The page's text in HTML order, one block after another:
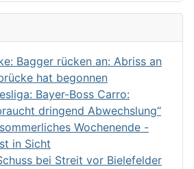
Bagger rücken an: Abriss an
hat begonnen
Bayer-Boss Carro:
dringend Abwechslung“
Wochenende -
in Sicht
bei Streit vor Bielefelder